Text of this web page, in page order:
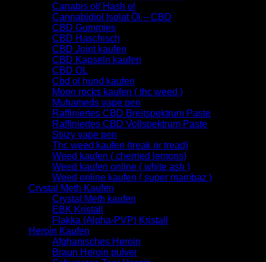
Canabis ol/ Hash ol
Cannabidiol Isolat Öl – CBD
CBD Gummies
CBD Haschisch
CBD Joint kaufen
CBD Kapseln kaufen
CBD OL
Cbd ol hund kaufen
Moon rocks kaufen ( thc weed )
Muhameds vape pen
Raffiniertes CBD Breitspektrum Paste
Raffiniertes CBD Vollspektrum Paste
Stiizy vape pen
Thc weed kaufen (treak or tread)
Weed kaufen ( cherried lemons)
Weed kaufen online ( white ash )
Weed online kaufen ( super mambaz )
Crystal Meth Kaufen
Crystal Meth kaufen
EBK Kristall
Flakka (Alpha-PVP) Kristall
Heroin Kaufen
Afghanisches Heroin
Braun Heroin pulver